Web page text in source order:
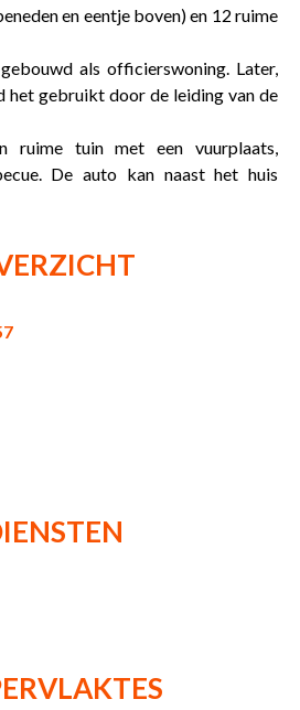
en eentje boven) en 12 ruime
als officierswoning. Later,
het gebruikt door de leiding van de
ruime tuin met een vuurplaats,
De auto kan naast het huis